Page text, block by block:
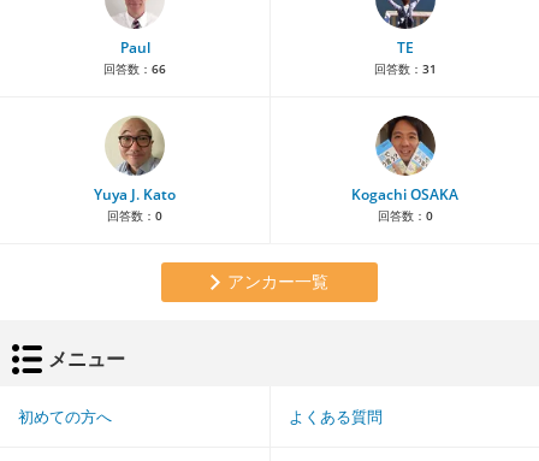
Paul
回答数： 66
TE
回答数： 31
Yuya J. Kato
回答数： 0
Kogachi OSAKA
回答数： 0
アンカー一覧
メニュー
初めての方へ よくある質問